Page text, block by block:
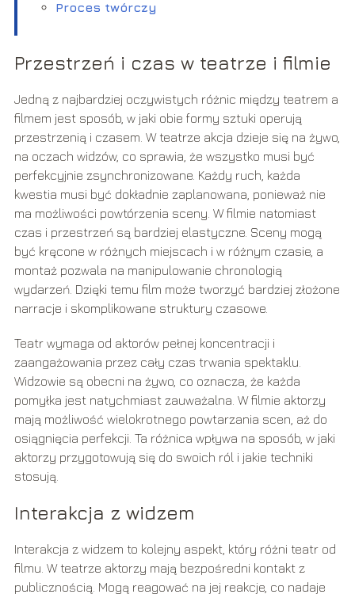
Proces twórczy
Przestrzeń i czas w teatrze i filmie
Jedną z najbardziej oczywistych różnic między teatrem a
filmem jest sposób, w jaki obie formy sztuki operują
przestrzenią i czasem. W teatrze akcja dzieje się na żywo,
na oczach widzów, co sprawia, że wszystko musi być
perfekcyjnie zsynchronizowane. Każdy ruch, każda
kwestia musi być dokładnie zaplanowana, ponieważ nie
ma możliwości powtórzenia sceny. W filmie natomiast
czas i przestrzeń są bardziej elastyczne. Sceny mogą
być kręcone w różnych miejscach i w różnym czasie, a
montaż pozwala na manipulowanie chronologią
wydarzeń. Dzięki temu film może tworzyć bardziej złożone
narracje i skomplikowane struktury czasowe.
Teatr wymaga od aktorów pełnej koncentracji i
zaangażowania przez cały czas trwania spektaklu.
Widzowie są obecni na żywo, co oznacza, że każda
pomyłka jest natychmiast zauważalna. W filmie aktorzy
mają możliwość wielokrotnego powtarzania scen, aż do
osiągnięcia perfekcji. Ta różnica wpływa na sposób, w jaki
aktorzy przygotowują się do swoich ról i jakie techniki
stosują.
Interakcja z widzem
Interakcja z widzem to kolejny aspekt, który różni teatr od
filmu. W teatrze aktorzy mają bezpośredni kontakt z
publicznością. Mogą reagować na jej reakcje, co nadaje